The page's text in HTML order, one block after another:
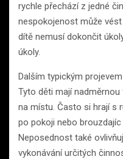
rychle přechází z jedné
nespokojenost může
dítě nemusí dokončit
úkoly.
Dalším typickým
Tyto děti mají
na místu. Často si hrají s
po pokoji nebo
Neposednost také
vykonávání určitých